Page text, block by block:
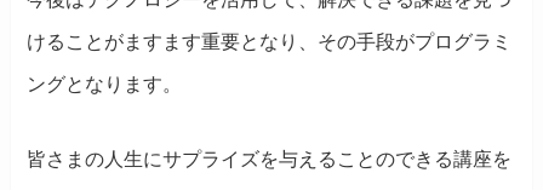
けることがますます重要となり、その手段がプログラミ
ングとなります。
皆さまの人生にサプライズを与え ることのできる講座を